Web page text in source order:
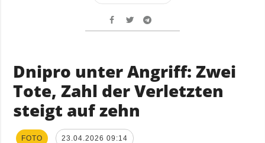
Dnipro unter Angriff: Zwei
Tote, Zahl der Verletzten
steigt auf zehn
FOTO 23.04.2026 09:14